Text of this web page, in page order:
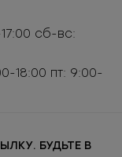
сб-вс:
18:00 пт: 9:00-
БУДЬТЕ В